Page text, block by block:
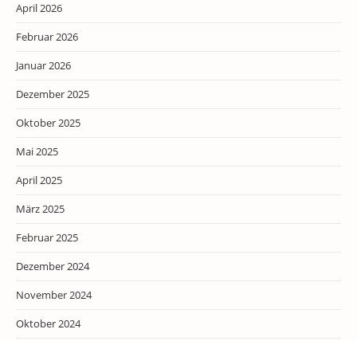
April 2026
Februar 2026
Januar 2026
Dezember 2025
Oktober 2025
Mai 2025
April 2025
März 2025
Februar 2025
Dezember 2024
November 2024
Oktober 2024